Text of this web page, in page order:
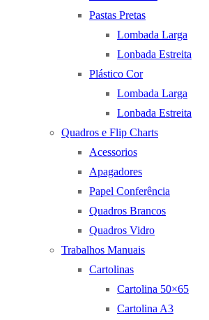
Pastas Pretas
Lombada Larga
Lonbada Estreita
Plástico Cor
Lombada Larga
Lonbada Estreita
Quadros e Flip Charts
Acessorios
Apagadores
Papel Conferência
Quadros Brancos
Quadros Vidro
Trabalhos Manuais
Cartolinas
Cartolina 50×65
Cartolina A3